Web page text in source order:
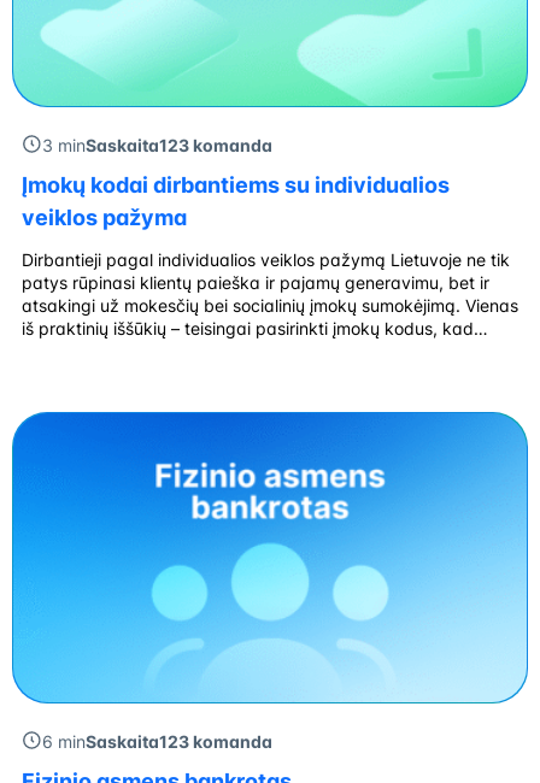
3 minSaskaita123 komanda
Įmokų kodai dirbantiems su individualios
veiklos pažyma
Dirbantieji pagal individualios veiklos pažymą Lietuvoje ne tik
patys rūpinasi klientų paieška ir pajamų generavimu, bet ir
atsakingi už mokesčių bei socialinių įmokų sumokėjimą. Vienas
iš praktinių iššūkių – teisingai pasirinkti įmokų kodus, kad
6 minSaskaita123 komanda